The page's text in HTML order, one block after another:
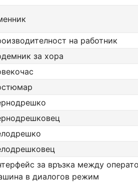
на работник
за хора
за връзка между
в диалогов режим